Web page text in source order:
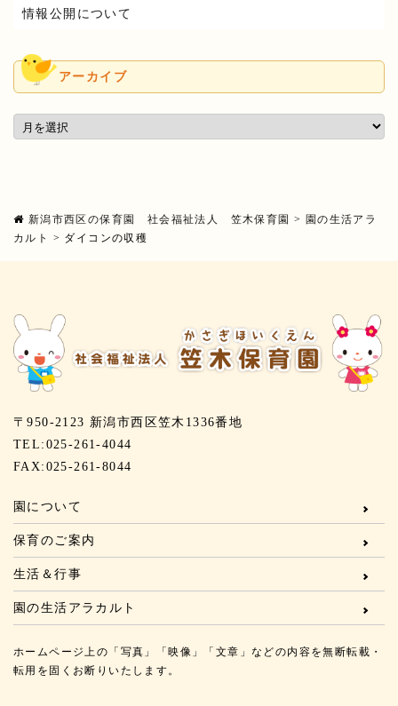
情報公開について
アーカイブ
新潟市西区の保育園 社会福祉法人 笠木保育園 >
園の生活アラ
カルト
> ダイコンの収穫
〒950-2123 新潟市西区笠木1336番地
TEL:025-261-4044
FAX:025-261-8044
園について
保育のご案内
生活＆行事
園の生活アラカルト
ホームページ上の「写真」「映像」「文章」などの内容を無断転載・
転用を固くお断りいたします。